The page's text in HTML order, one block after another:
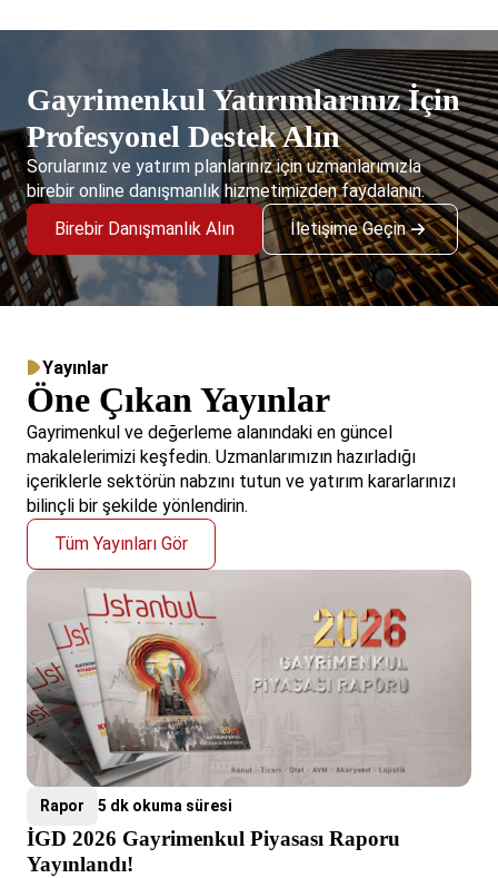
Gayrimenkul Yatırımlarınız İçin
Profesyonel Destek Alın
Sorularınız ve yatırım planlarınız için uzmanlarımızla
birebir online danışmanlık hizmetimizden faydalanın.
Birebir Danışmanlık Alın
İletişime Geçin
Yayınlar
Öne Çıkan Yayınlar
Gayrimenkul ve değerleme alanındaki en güncel
makalelerimizi keşfedin. Uzmanlarımızın hazırladığı
içeriklerle sektörün nabzını tutun ve yatırım kararlarınızı
bilinçli bir şekilde yönlendirin.
Tüm Yayınları Gör
Rapor 5 dk okuma süresi
İGD 2026 Gayrimenkul Piyasası Raporu
Yayınlandı!